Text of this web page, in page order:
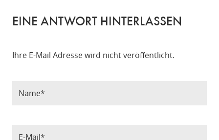
EINE ANTWORT HINTERLASSEN
Ihre E-Mail Adresse wird nicht veröffentlicht.